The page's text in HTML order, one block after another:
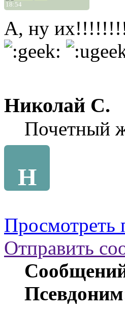
18:54
А, ну
Николай С.
Почетный
Н
Просмотреть
Отправить